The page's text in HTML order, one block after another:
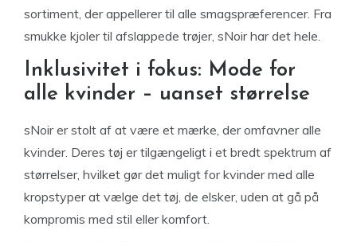
sortiment, der appellerer til alle smagspræferencer. Fra
smukke kjoler til afslappede trøjer, sNoir har det hele.
Inklusivitet i fokus: Mode for
alle kvinder – uanset størrelse
sNoir er stolt af at være et mærke, der omfavner alle
kvinder. Deres tøj er tilgængeligt i et bredt spektrum af
størrelser, hvilket gør det muligt for kvinder med alle
kropstyper at vælge det tøj, de elsker, uden at gå på
kompromis med stil eller komfort.